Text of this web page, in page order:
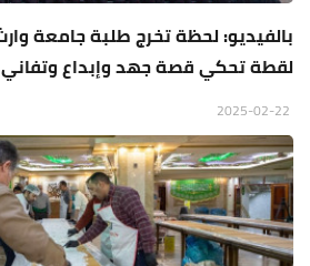
بالفيديو: لحظة تخرج طلبة جامعة
لقطة تحكي قصة جهد وإبداع وتفاني